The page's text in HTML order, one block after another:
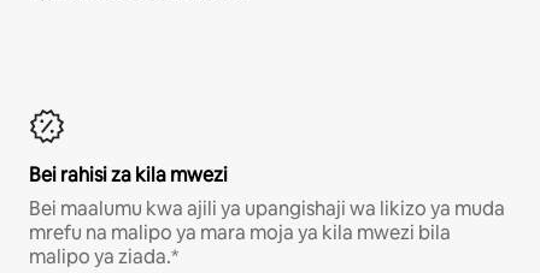
Bei rahisi za kila mwezi
Bei maalumu kwa ajili ya upangishaji wa likizo ya muda
mrefu na malipo ya mara moja ya kila mwezi bila
malipo ya ziada.*